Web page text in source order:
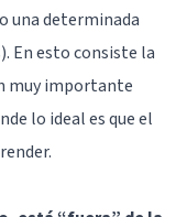
una determinada
En esto consiste la
muy importante
lo ideal es que el